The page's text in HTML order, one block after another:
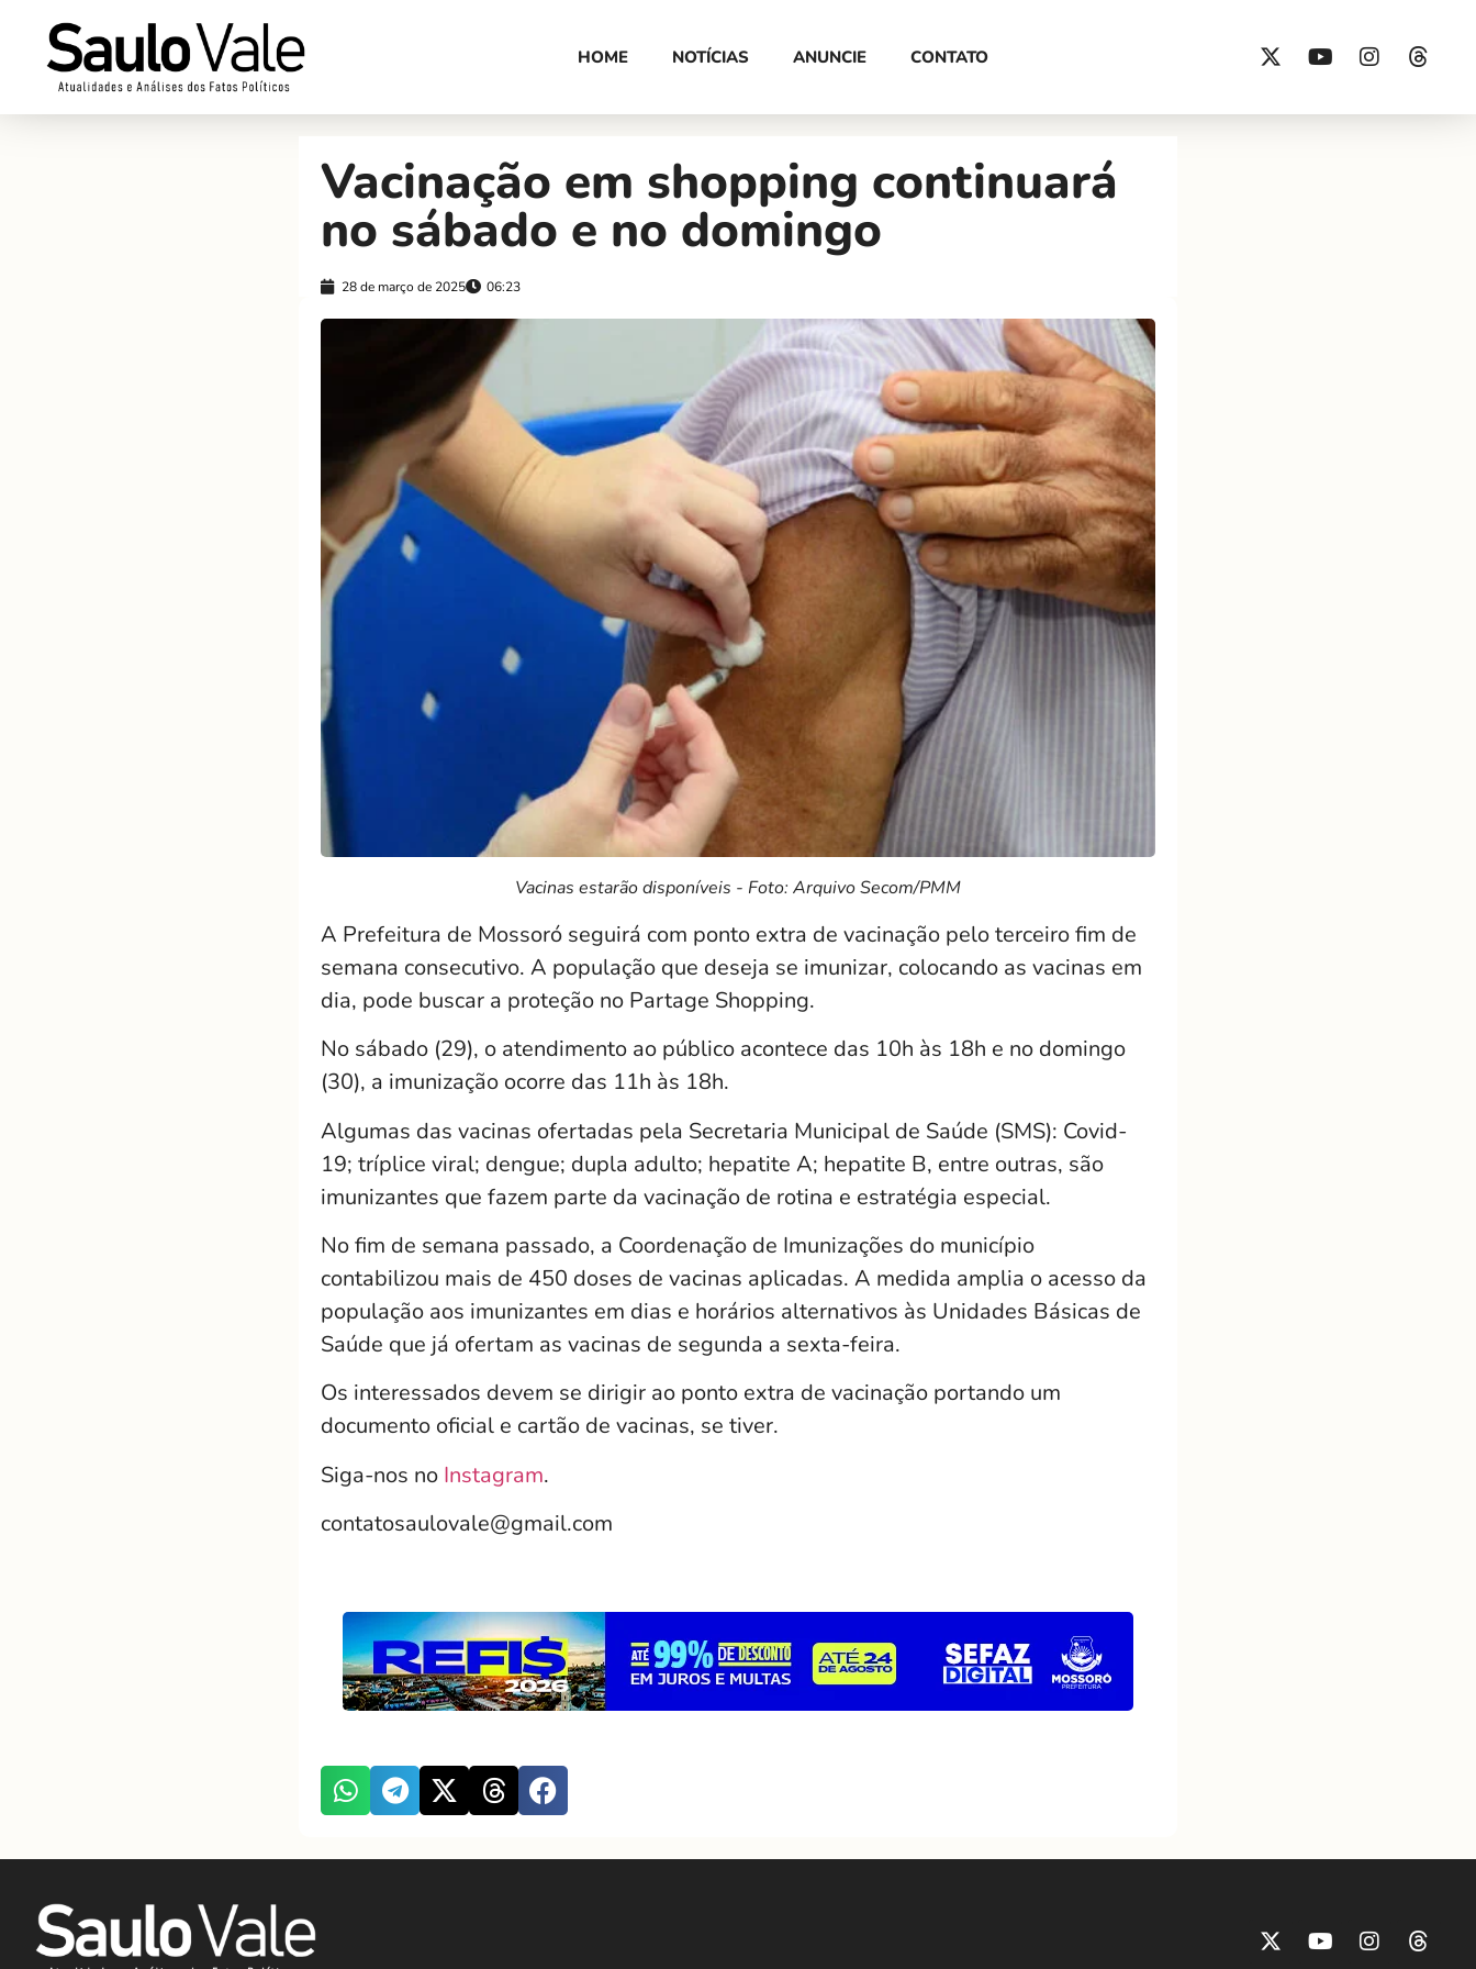
HOME NOTÍCIAS ANUNCIE CONTATO
Vacinação em shopping continuará
no sábado e no domingo
28 de março de 2025 06:23
Vacinas estarão disponíveis - Foto: Arquivo Secom/PMM
A Prefeitura de Mossoró seguirá com ponto extra de vacinação pelo terceiro fim de
semana consecutivo. A população que deseja se imunizar, colocando as vacinas em
dia, pode buscar a proteção no Partage Shopping.
No sábado (29), o atendimento ao público acontece das 10h às 18h e no domingo
(30), a imunização ocorre das 11h às 18h.
Algumas das vacinas ofertadas pela Secretaria Municipal de Saúde (SMS): Covid-
19; tríplice viral; dengue; dupla adulto; hepatite A; hepatite B, entre outras, são
imunizantes que fazem parte da vacinação de rotina e estratégia especial.
No fim de semana passado, a Coordenação de Imunizações do município
contabilizou mais de 450 doses de vacinas aplicadas. A medida amplia o acesso da
população aos imunizantes em dias e horários alternativos às Unidades Básicas de
Saúde que já ofertam as vacinas de segunda a sexta-feira.
Os interessados devem se dirigir ao ponto extra de vacinação portando um
documento oficial e cartão de vacinas, se tiver.
Siga-nos no Instagram.
contatosaulovale@gmail.com